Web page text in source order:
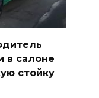
в салоне
стойку